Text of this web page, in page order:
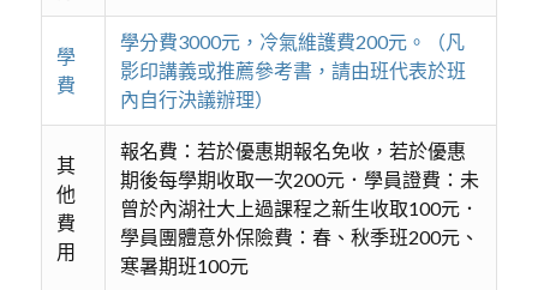
學
費
學分費3000元，冷氣維護費200元。（凡
影印講義或推薦參考書，請由班代表於班
內自行決議辦理）
其
他
費
用
報名費：若於優惠期報名免收，若於優惠
期後每學期收取一次200元．學員證費：未
曾於內湖社大上過課程之新生收取100元．
學員團體意外保險費：春、秋季班200元、
寒暑期班100元